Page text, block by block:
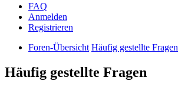
FAQ
Anmelden
Registrieren
Foren-Übersicht Häufig gestellte Fragen
Häufig gestellte Fragen